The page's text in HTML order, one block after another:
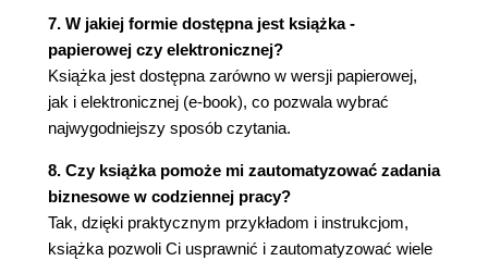
Rejestrowanie błędów i problemów
Przygotowania
Jak to zrobić?
Jak to działa?
Dodatkowe informacje
Wysyłanie e-maili z powiadomieniami
Przygotowania
Jak to zrobić?
Jak to działa?
7. W jakiej formie dostępna jest książka -
papierowej czy elektronicznej?
Książka jest dostępna zarówno w wersji papierowej,
jak i elektronicznej (e-book), co pozwala wybrać
najwygodniejszy sposób czytania.
8. Czy książka pomoże mi zautomatyzować zadania
biznesowe w codziennej pracy?
Tak, dzięki praktycznym przykładom i instrukcjom,
książka pozwoli Ci usprawnić i zautomatyzować wiele